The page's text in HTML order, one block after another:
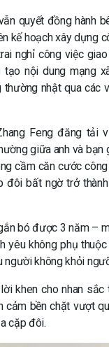
quyết đồng hành
kế hoạch xây dựng
nghỉ công việc
tạo nội dung mạng
nhật qua các
Feng đăng tải
giữa anh và bạn
cầm căn cước
đôi bất ngờ trở
bó được 3 năm –
yêu không phụ
người không khỏi
khen cho nhan
cảm bền chặt vượt
cặp đôi.